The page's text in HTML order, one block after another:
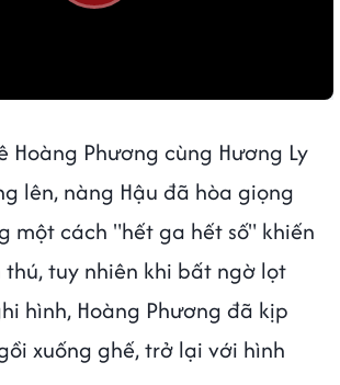
Hoàng Phương cùng Hương Ly
lên, nàng Hậu đã hòa giọng
một cách "hết ga hết số" khiến
tuy nhiên khi bất ngờ lọt
hình, Hoàng Phương đã kịp
xuống ghế, trở lại với hình